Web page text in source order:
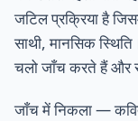
जटिल प्रक्रिया है
साथी, मानसिक
चलो जाँच करते हैं
जाँच में निकला —